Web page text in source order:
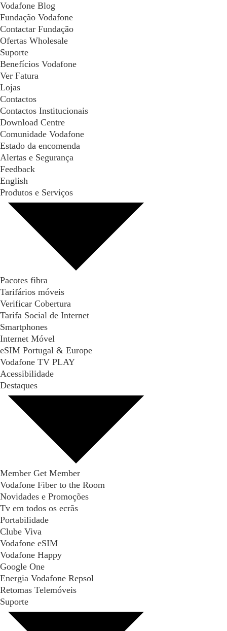
Vodafone Blog
Fundação Vodafone
Contactar Fundação
Ofertas Wholesale
Suporte
Benefícios Vodafone
Ver Fatura
Lojas
Contactos
Contactos Institucionais
Download Centre
Comunidade Vodafone
Estado da encomenda
Alertas e Segurança
Feedback
English
Produtos e Serviços
Pacotes fibra
Tarifários móveis
Verificar Cobertura
Tarifa Social de Internet
Smartphones
Internet Móvel
eSIM Portugal & Europe
Vodafone TV PLAY
Acessibilidade
Destaques
Member Get Member
Vodafone Fiber to the Room
Novidades e Promoções
Tv em todos os ecrãs
Portabilidade
Clube Viva
Vodafone eSIM
Vodafone Happy
Google One
Energia Vodafone Repsol
Retomas Telemóveis
Suporte